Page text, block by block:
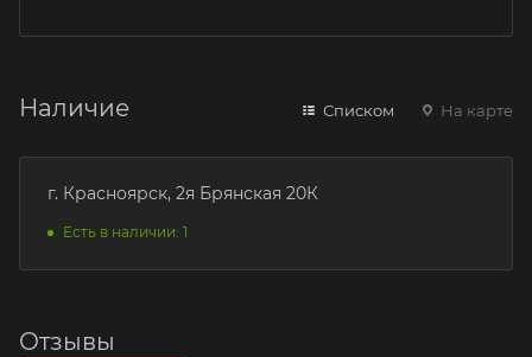
Наличие Списком На карте
г. Красноярск, 2я Брянская 20К
Есть в наличии: 1
Отзывы